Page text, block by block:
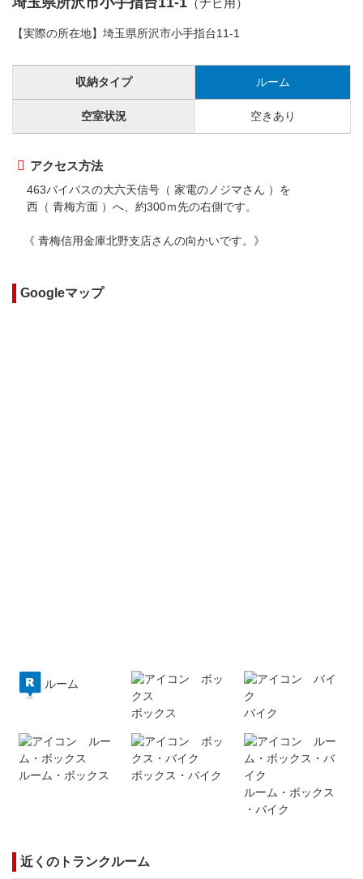
【実際の所在地】埼玉県所沢市小手指台11-1
収納タイプ ルーム
空室状況 空きあり
アクセス方法
463バイパスの大六天信号（ 家電のノジマさん ）を
西（ 青梅方面 ）へ、約300ｍ先の右側です。
《 青梅信用金庫北野支店さんの向かいです。》
Googleマップ
ルーム
ボックス バイク
ルーム ・ ボックス ボックス ・ バイク
ルーム ・ボックス
・バイク
近くのトランクルーム